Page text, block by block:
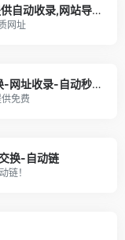
998收录网,免费自动秒收录网址,提供自动收录,网站导航大全源码,自动链,友情链接交换。
网址
188收录网_网站收录-友情链接交换-网址收录-自动秒收录
免费
换-自动链
链！